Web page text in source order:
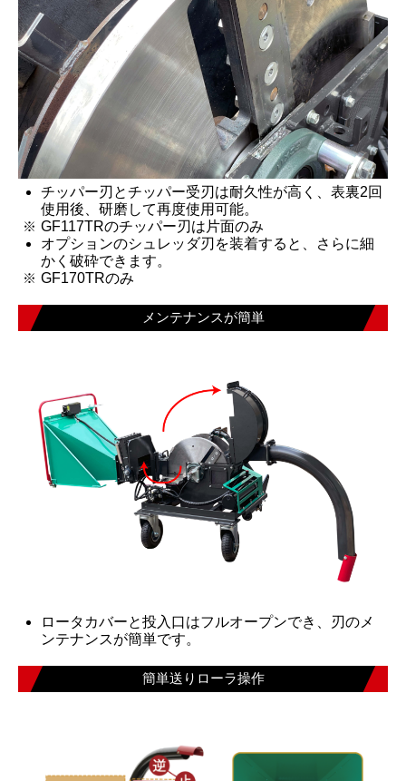
チッパー刃とチッパー受刃は耐久性が高く、表裏2回
使用後、研磨して再度使用可能。
GF117TRのチッパー刃は片面のみ
オプションのシュレッダ刃を装着すると、さらに細
かく破砕できます。
GF170TRのみ
メンテナンスが簡単
ロータカバーと投入口はフルオープンでき、刃のメ
ンテナンスが簡単です。
簡単送りローラ操作